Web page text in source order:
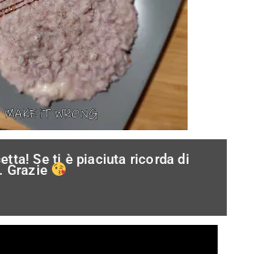
Se ti è piaciuta ricorda di
Grazie